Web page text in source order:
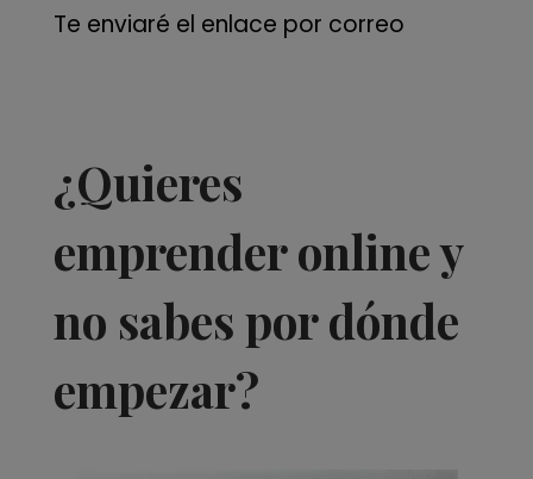
Te enviaré el enlace por correo
¿Quieres
emprender online y
no sabes por dónde
empezar?